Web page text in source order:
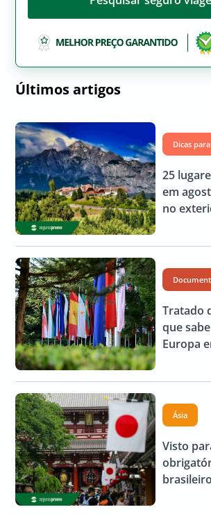
Últimos artigos
Dicas
25
em
no
Tratado
que
Europa
Ásia
Visto